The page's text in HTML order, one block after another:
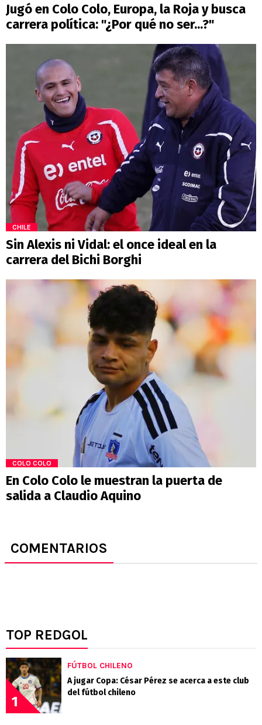
Jugó en Colo Colo, Europa, la Roja y busca
carrera política: "¿Por qué no ser...?"
CHILE
Sin Alexis ni Vidal: el once ideal en la
carrera del Bichi Borghi
COLO COLO
En Colo Colo le muestran la puerta de
salida a Claudio Aquino
COMENTARIOS
TOP REDGOL
1
FÚTBOL CHILENO
A jugar Copa: César Pérez se acerca a este club
del fútbol chileno